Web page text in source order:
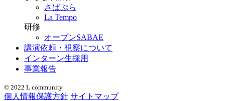
さばぷら
La Tempo
研修
オープンSABAE
講演依頼・視察について
インターン生採用
事業報告
© 2022 L community.
個人情報保護方針 サイトマップ